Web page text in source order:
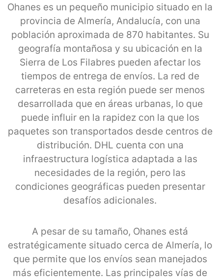
Ohanes es un pequeño municipio situado en la
provincia de Almería, Andalucía, con una
población aproximada de 870 habitantes. Su
geografía montañosa y su ubicación en la
Sierra de Los Filabres pueden afectar los
tiempos de entrega de envíos. La red de
carreteras en esta región puede ser menos
desarrollada que en áreas urbanas, lo que
puede influir en la rapidez con la que los
paquetes son transportados desde centros de
distribución. DHL cuenta con una
infraestructura logística adaptada a las
necesidades de la región, pero las
condiciones geográficas pueden presentar
desafíos adicionales.
A pesar de su tamaño, Ohanes está
estratégicamente situado cerca de Almería, lo
que permite que los envíos sean manejados
más eficientemente. Las principales vías de